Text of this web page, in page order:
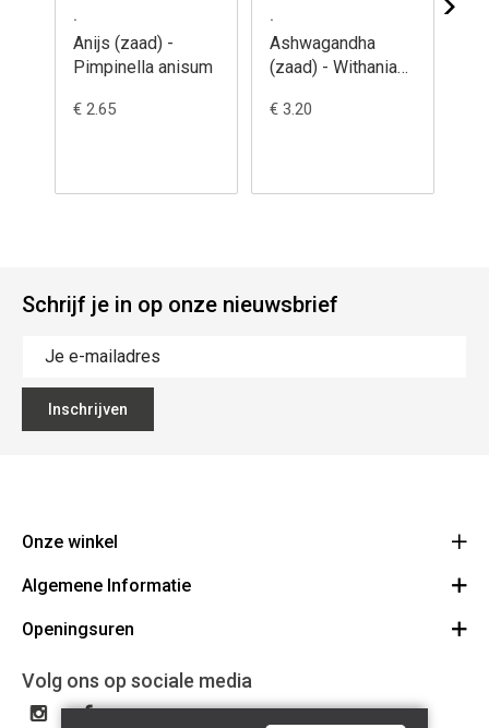
.
Anijs (zaad) -
Pimpinella anisum
€ 2.65
.
Ashwagandha
(zaad) - Withania
€ 3.20
Schrijf je in op onze nieuwsbrief
Inschrijven
Onze winkel
Ecoflora
1500 Halle
32(0)2.361.77.61
BE 0886.319.484
Algemene Informatie
Vacatures
Bestellen en Betalen
Openingsuren
Maandag : gesloten
Dinsdag: 09:00 - 17:00
Volg ons op sociale media